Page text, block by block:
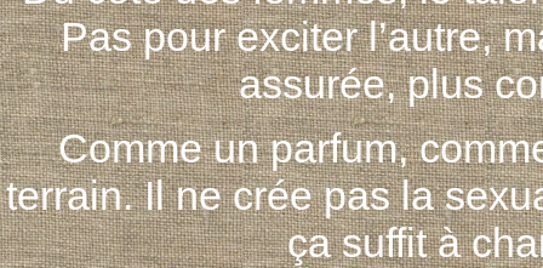
Pas pour exciter l’autre,
assurée, plus
Comme un parfum,
terrain. Il ne crée pas la
ça suffit à